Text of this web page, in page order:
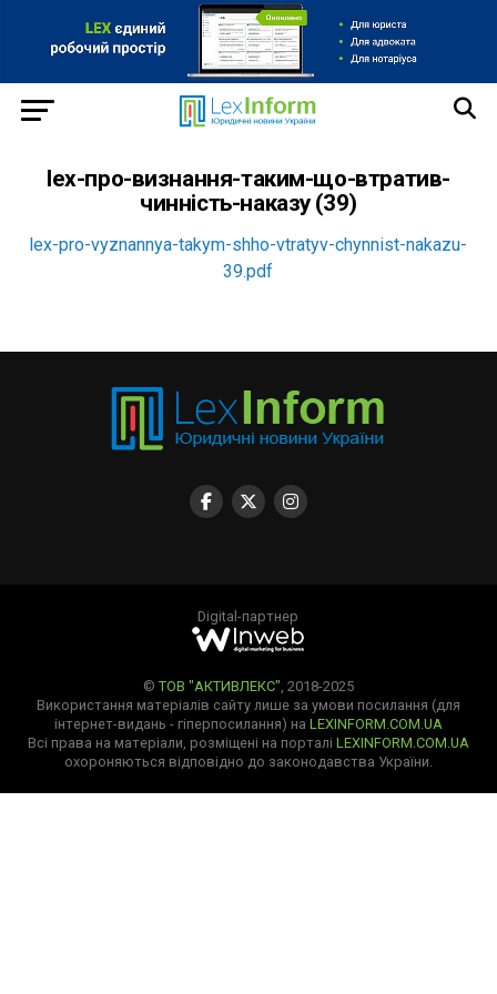
lex-про-визнання-таким-що-втратив-
чинність-наказу (39)
lex-pro-vyznannya-takym-shho-vtratyv-chynnist-nakazu-
39.pdf
Digital-партнер
© ТОВ "АКТИВЛЕКС" , 2018-2025
Використання матеріалів сайту лише за умови посилання (для
інтернет-видань - гіперпосилання) на LEXINFORM.COM.UA
Всі права на матеріали, розміщені на порталі LEXINFORM.COM.UA
охороняються відповідно до законодавства України.